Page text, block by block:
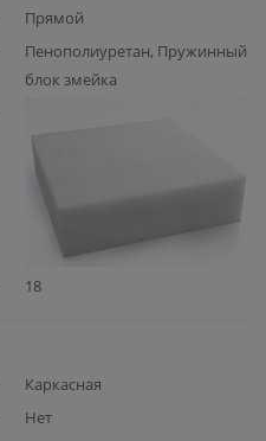
Прямой
Пенополиуретан, Пружинный
блок змейка
18
Каркасная
Нет